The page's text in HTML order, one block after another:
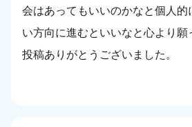
会はあってもいいのかなと個人的
い方向に進むといいなと心より願
投稿ありがとうございました。